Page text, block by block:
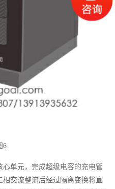
6
单元，完成超级电容的充电管
交流整流后经过隔离变换将直